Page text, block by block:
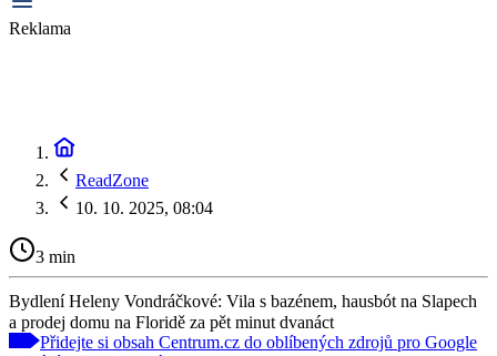
Reklama
ReadZone
10. 10. 2025, 08:04
3 min
Bydlení Heleny Vondráčkové: Vila s bazénem, hausbót na Slapech
a prodej domu na Floridě za pět minut dvanáct
Přidejte si obsah Centrum.cz do oblíbených zdrojů pro Google